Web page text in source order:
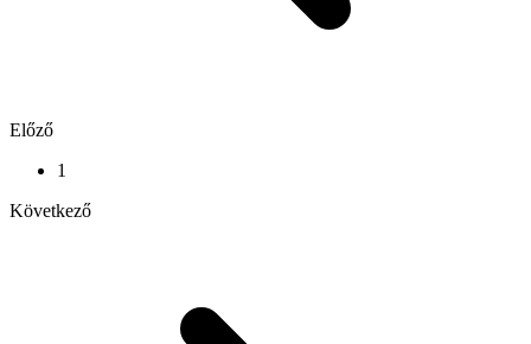
Előző
1
Következő